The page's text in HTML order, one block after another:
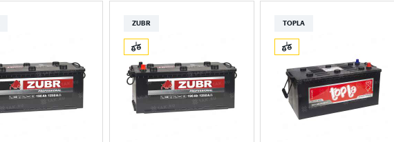
ZUBR TOPLA